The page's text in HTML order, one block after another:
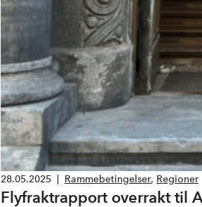
28.05.2025 Rammebetingelser, Regioner
Flyfraktrapport overrakt til